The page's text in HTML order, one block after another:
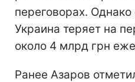
переговорах. Однако
Украина теряет на
около 4 млрд грн
Ранее Азаров